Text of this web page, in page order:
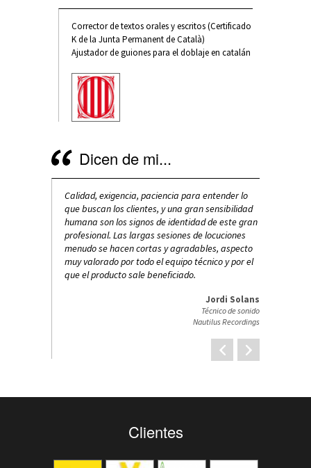
Corrector de textos orales y escritos (Certificado
K de la Junta Permanent de Català)
Ajustador de guiones para el doblaje en catalán
Dicen de mi...
Calidad, exigencia, paciencia para entender lo
que buscan los clientes, y una gran sensibilidad
humana son los signos de identidad de este gran
profesional. Las largas sesiones de locuciones
menudo se hacen cortas y agradables, aspecto
muy valorado por todo el equipo técnico y por el
que el producto sale beneficiado.
Jordi Solans
Técnico de sonido
Nautilus Recordings
Clientes